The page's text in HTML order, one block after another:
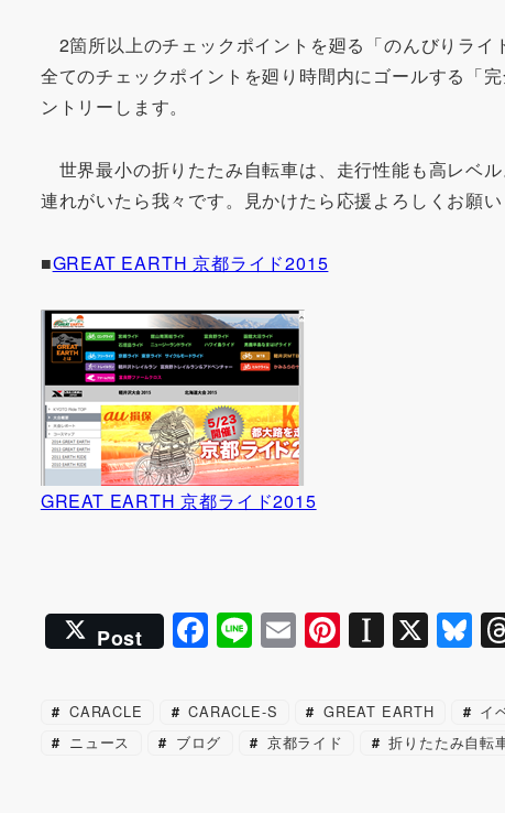
2箇所以上のチェックポイントを廻る「のんびりライ
全てのチェックポイントを廻り時間内にゴールする「
ントリーします。
世界最小の折りたたみ自転車は、走行性能も高レベ
連れがいたら我々です。見かけたら応援よろしくお願い
■GREAT EARTH 京都ライド2015
GREAT EARTH 京都ライド2015
Post F
a
c
e
Li
n
e
E
m
ai
l
Pi
nt
er
e
In
st
a
p
X Bl
u
e
s
CARACLE CARACLE-S GREAT EARTH イ
ニュース
ブログ 京都ライド 折りたたみ自転